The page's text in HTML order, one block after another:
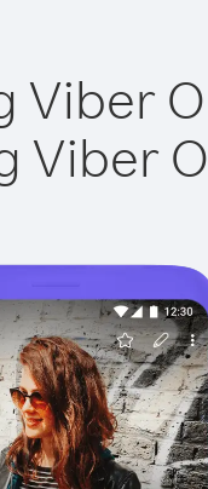
Viber
Viber